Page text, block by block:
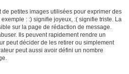
de petites images utilisées pour exprimer des
: :) signifie joyeux, :( signifie triste. La
sur la page de rédaction de message.
Ils peuvent rapidement rendre un
peut décider de les retirer ou simplement
peut aussi avoir défini un nombre